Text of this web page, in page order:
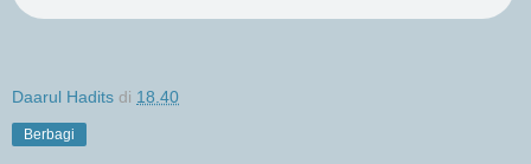
Daarul Hadits di 18.40
Berbagi